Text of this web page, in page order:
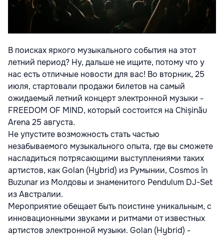
В поисках яркого музыкального события на этот
летний период? Ну, дальше не ищите, потому что у
нас есть отличные новости для вас! Во вторник, 25
июля, стартовали продажи билетов на самый
ожидаемый летний концерт электронной музыки -
FREEDOM OF MIND, который состоится на Chișinău
Arena 25 августа.
Не упустите возможность стать частью
незабываемого музыкального опыта, где вы сможете
насладиться потрясающими выступлениями таких
артистов, как Golan (Hybrid) из Румынии, Cosmos în
Buzunar из Молдовы и знаменитого Pendulum DJ-Set
из Австралии.
Мероприятие обещает быть поистине уникальным, с
инновационными звуками и ритмами от известных
артистов электронной музыки. Golan (Hybrid) -